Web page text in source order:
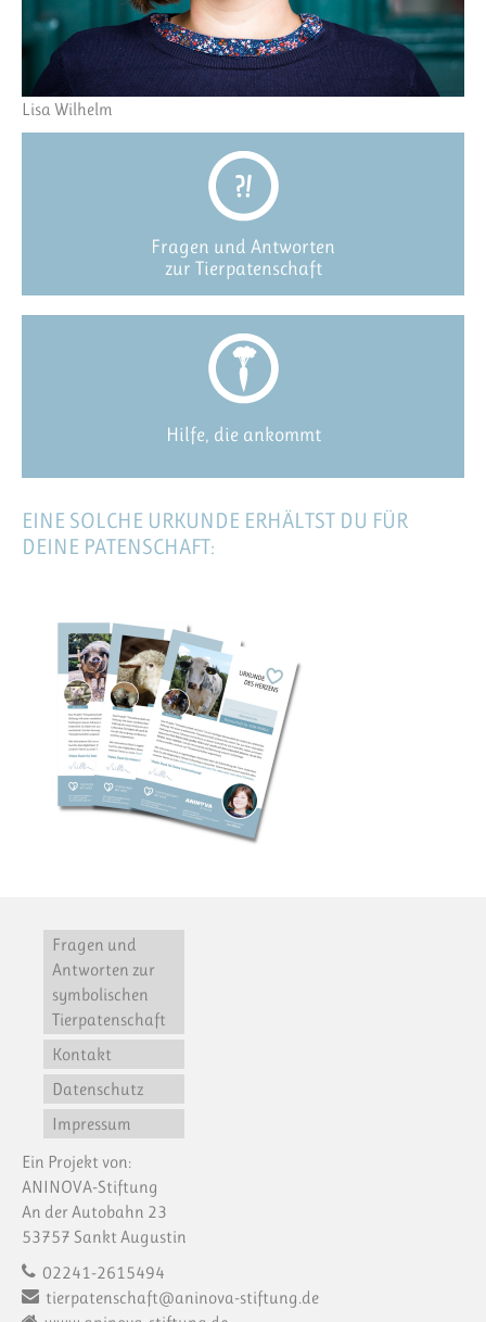
Lisa Wilhelm
Fragen und Antworten
zur Tierpatenschaft
Hilfe, die ankommt
EINE SOLCHE URKUNDE ERHÄLTST DU FÜR
DEINE PATENSCHAFT:
Fragen und
Antworten zur
symbolischen
Tierpatenschaft
Kontakt
Datenschutz
Impressum
Ein Projekt von:
ANINOVA-Stiftung
An der Autobahn 23
53757 Sankt Augustin
02241-2615494
tierpatenschaft@aninova-stiftung.de